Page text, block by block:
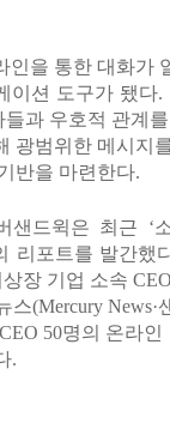
인을 통한 대화가
이션 도구가 됐다.
과 우호적 관계
광범위한 메시지
반을 마련한다.
샌드윅은 최근 ‘
리포트를 발간했
장 기업 소속
스(Mercury News·
50명의 온라인
.